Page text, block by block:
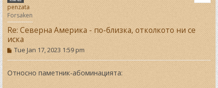
penzata
Forsaken
Re: Северна Америка - по-близка, отколкото ни се
иска
P
o
s
t
Tue Jan 17, 2023 1:59 pm
Относно паметник-абоминацията: